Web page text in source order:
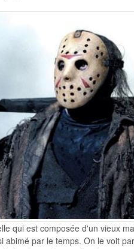
qui est composée d'un vieux
par le temps. On le voit